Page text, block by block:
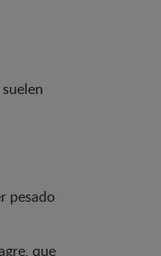
pesado
que